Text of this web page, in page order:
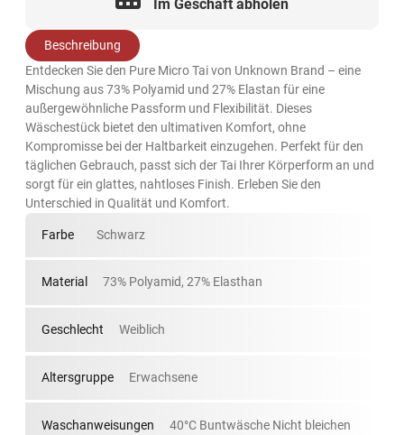
Im Geschäft abholen
Beschreibung
Entdecken Sie den Pure Micro Tai von Unknown Brand – eine
Mischung aus 73% Polyamid und 27% Elastan für eine
außergewöhnliche Passform und Flexibilität. Dieses
Wäschestück bietet den ultimativen Komfort, ohne
Kompromisse bei der Haltbarkeit einzugehen. Perfekt für den
täglichen Gebrauch, passt sich der Tai Ihrer Körperform an und
sorgt für ein glattes, nahtloses Finish. Erleben Sie den
Unterschied in Qualität und Komfort.
Farbe Schwarz
Material 73% Polyamid, 27% Elasthan
Geschlecht Weiblich
Altersgruppe Erwachsene
Waschanweisungen
40°C Buntwäsche Nicht bleichen